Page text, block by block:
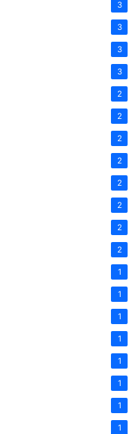
3
3
3
3
2
2
2
2
2
2
2
2
1
1
1
1
1
1
1
1